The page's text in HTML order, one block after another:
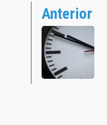
Anterior